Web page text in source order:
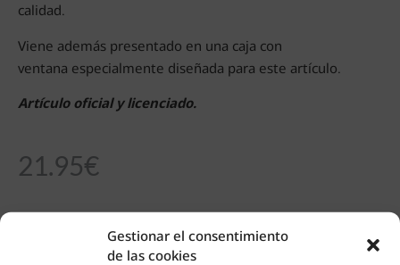
Gestionar el consentimiento
de las cookies
calidad.
Viene además presentado en una caja con
ventana especialmente diseñada para este artículo.
Artículo oficial y licenciado.
21.95€